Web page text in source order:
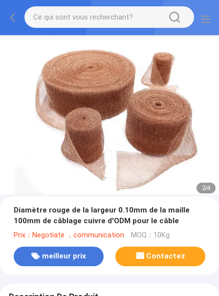
2/4
Diamètre rouge de la largeur 0.10mm de la maille
100mm de câblage cuivre d'ODM pour le câble
Prix：Negotiate ，communication MOQ：10Kg
meilleur prix Contactez